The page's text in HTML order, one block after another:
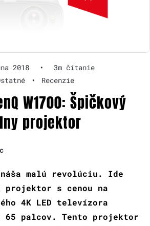
2018 •
3m čítanie
• Recenzie
W1700: Špičkový
projektor
malú revolúciu. Ide
projektor s cenou na
4K LED televízora
65 palcov. Tento projektor